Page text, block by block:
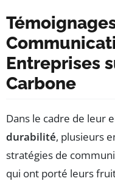
Entreprises
Carbone
Dans le cadre de leur
durabilité, plusieurs
stratégies de
qui ont porté leurs